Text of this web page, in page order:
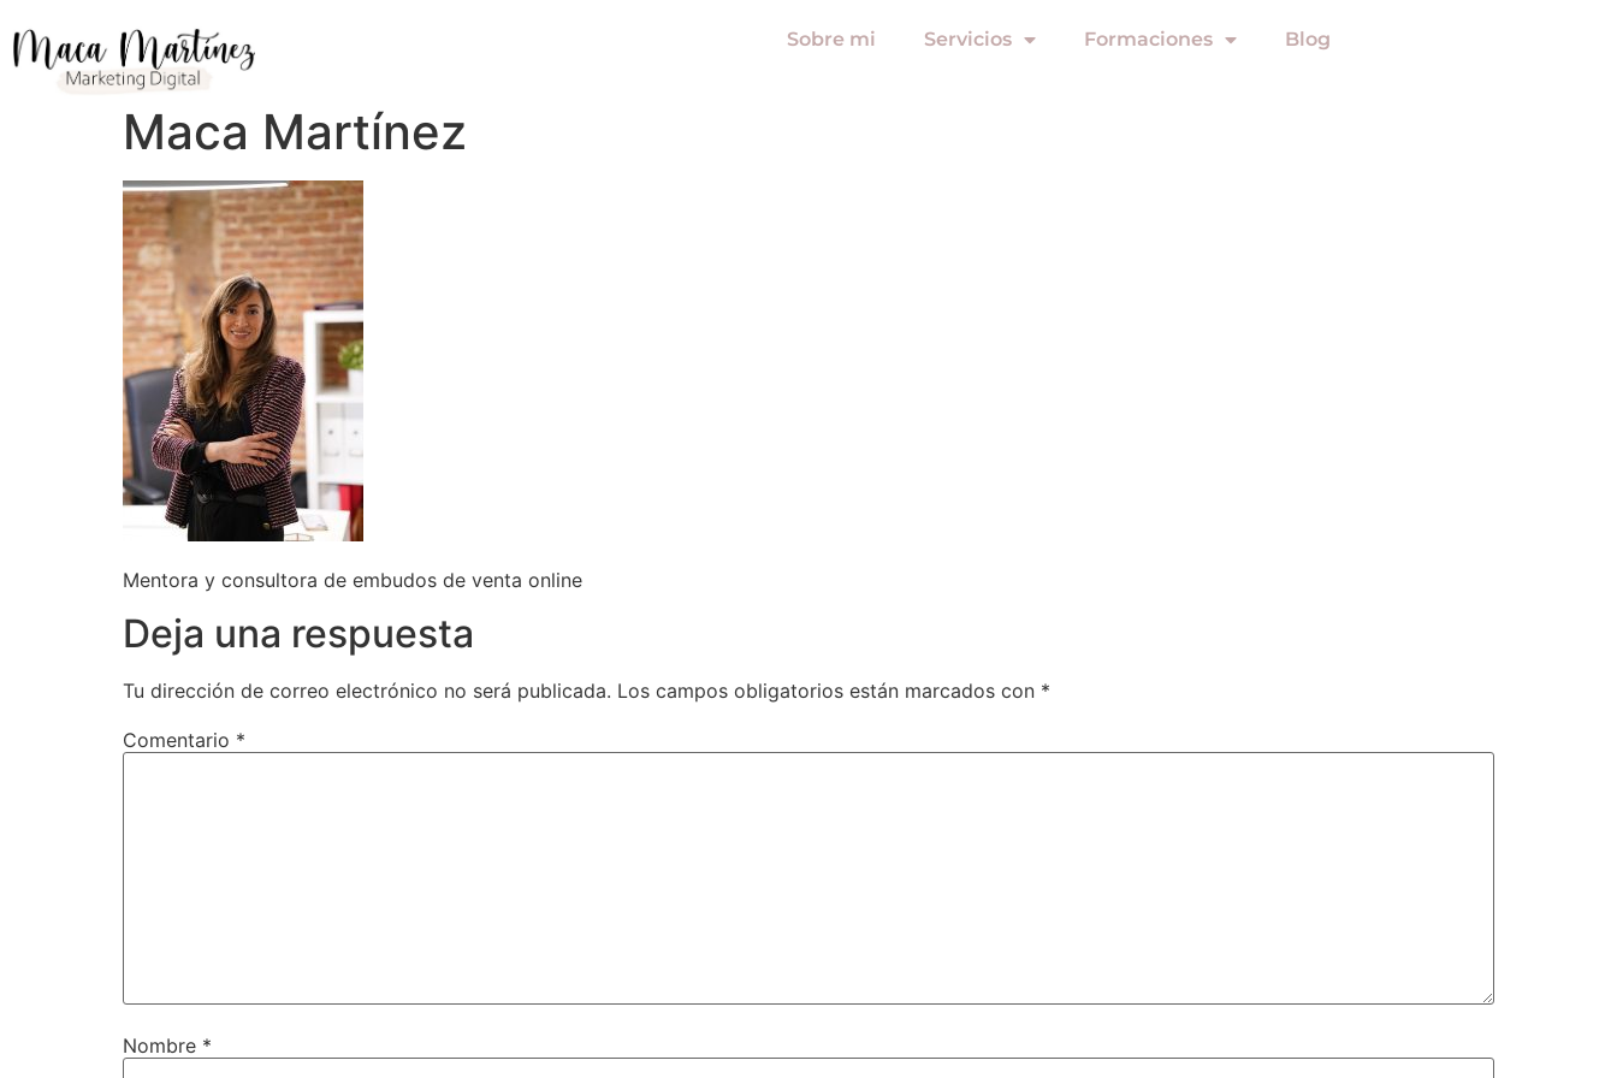
Sobre mi Servicios Formaciones Blog
Maca Martínez
Mentora y consultora de embudos de venta online
Deja una respuesta
Tu dirección de correo electrónico no será publicada. Los campos obligatorios están marcados con *
Comentario *
Nombre *